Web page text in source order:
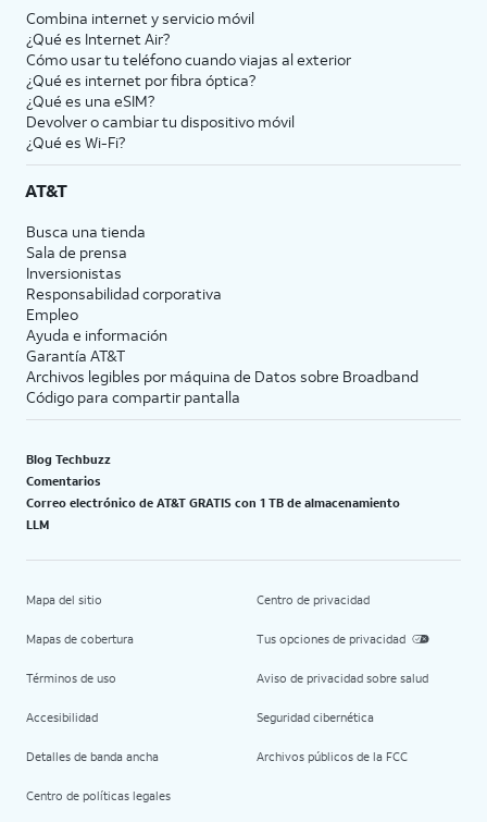
Combina internet y servicio móvil
¿Qué es Internet Air?
Cómo usar tu teléfono cuando viajas al exterior
¿Qué es internet por fibra óptica?
¿Qué es una eSIM?
Devolver o cambiar tu dispositivo móvil
¿Qué es Wi-Fi?
AT&T
Busca una tienda
Sala de prensa
Inversionistas
Responsabilidad corporativa
Empleo
Ayuda e información
Garantía AT&T
Archivos legibles por máquina de Datos sobre Broadband
Código para compartir pantalla
Blog Techbuzz
Comentarios
Correo electrónico de AT&T GRATIS con 1 TB de almacenamiento
LLM
Mapa del sitio
Mapas de cobertura
Términos de uso
Accesibilidad
Detalles de banda ancha
Centro de políticas legales
Centro de privacidad
Tus opciones de privacidad
Aviso de privacidad sobre salud
Seguridad cibernética
Archivos públicos de la FCC